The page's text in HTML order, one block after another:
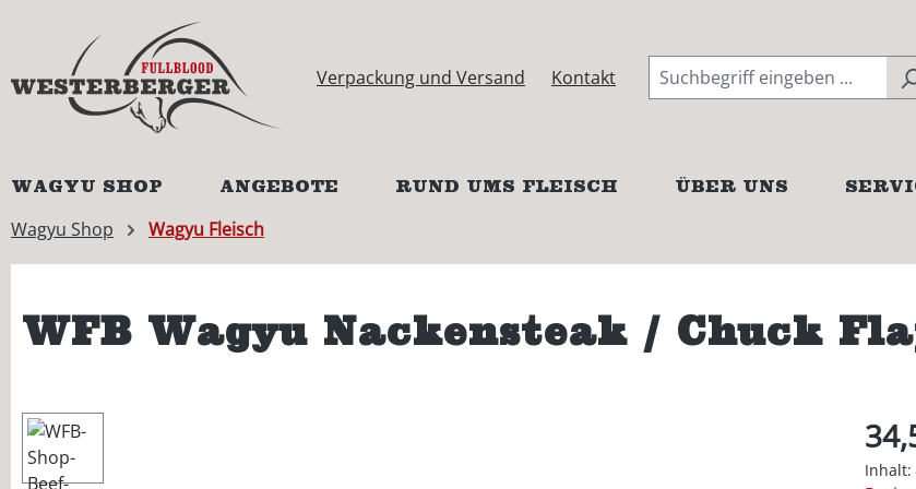
Zur Hauptnavigation springen
Verpackung und Versand Kontakt
WAGYU SHOP ANGEBOTE RUND UMS FLEISCH ÜBER UNS
Wagyu Shop
Wagyu Fleisch
WFB Wagyu Nackensteak / Chuck
Bildergalerie überspringen
Inhalt: